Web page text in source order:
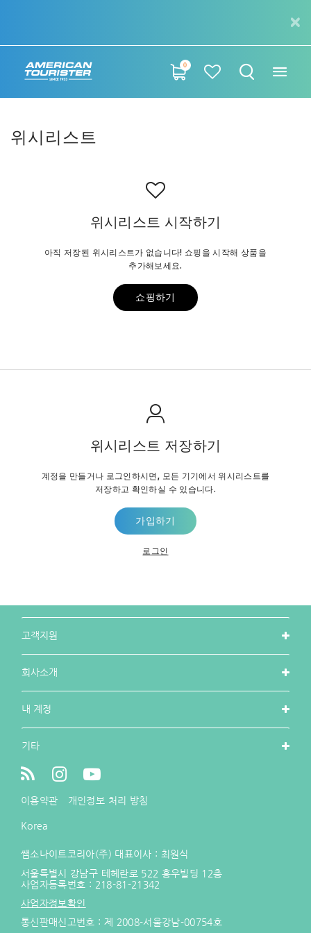
0
위시리스트
위시리스트 시작하기
아직 저장된 위시리스트가 없습니다! 쇼핑을 시작해 상품을
추가해보세요.
쇼핑하기
위시리스트 저장하기
계정을 만들거나 로그인하시면, 모든 기기에서 위시리스트를
저장하고 확인하실 수 있습니다.
가입하기
로그인
고객지원
회사소개
내 계정
기타
이용약관 개인정보 처리 방침
Korea
쌤소나이트코리아(주) 대표이사 : 최원식
서울특별시 강남구 테헤란로 522 홍우빌딩 12층
사업자등록번호 : 218-81-21342
사업자정보확인
통신판매신고번호 : 제 2008-서울강남-00754호